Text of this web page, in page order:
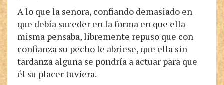
A lo que la señora, confiando demasiado en
que debía suceder en la forma en que ella
misma pensaba, libremente repuso que con
confianza su pecho le abriese, que ella sin
tardanza alguna se pondría a actuar para que
él su placer tuviera.